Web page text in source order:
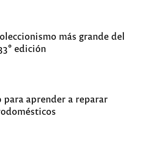
más grande del
edición
para aprender a reparar